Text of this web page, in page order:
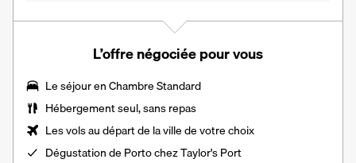
L’offre négociée pour vous
Le séjour en Chambre Standard
Hébergement seul, sans repas
Les vols au départ de la ville de votre choix
Dégustation de Porto chez Taylor's Port